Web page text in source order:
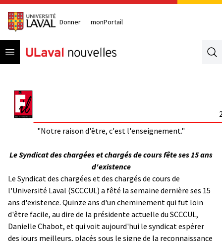
Donner monPortail
Open menu
"Notre raison d'être, c'est l'enseignement."
Le Syndicat des chargées et chargés de cours fête ses 15 ans
d'existence
Le Syndicat des chargées et des chargés de cours de
l'Université Laval (SCCCUL) a fêté la semaine dernière ses 15
ans d'existence. Quinze ans d'un cheminement qui fut loin
d'être facile, au dire de la présidente actuelle du SCCCUL,
Danielle Chabot, et qui voit aujourd'hui le syndicat espérer
des jours meilleurs, placés sous le signe de la reconnaissance